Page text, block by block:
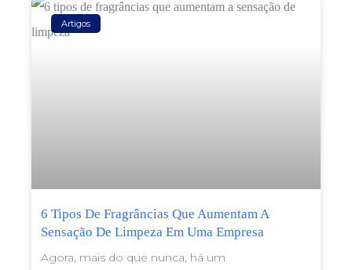
Artigos
6 Tipos De Fragrâncias Que Aumentam A
Sensação De Limpeza Em Uma Empresa
Agora, mais do que nunca, há um